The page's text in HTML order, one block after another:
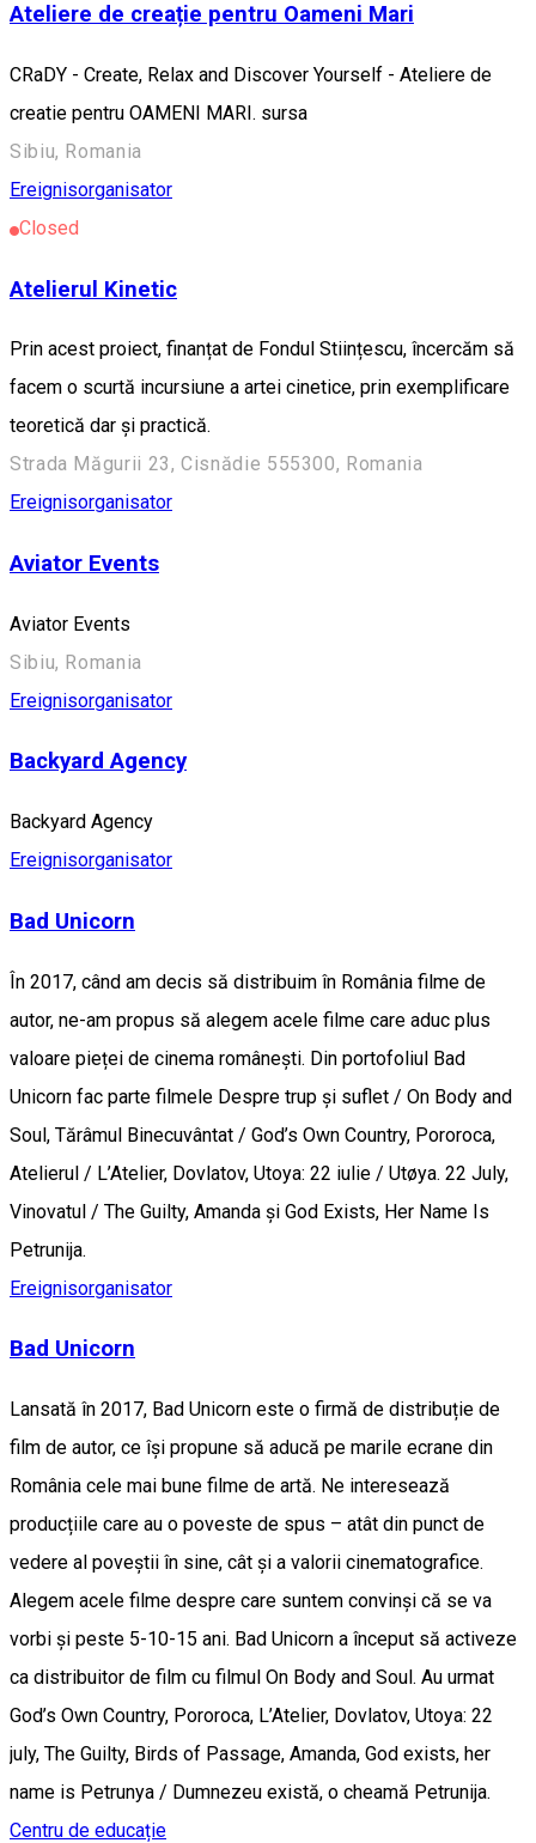
Ateliere de creație pentru Oameni Mari
CRaDY - Create, Relax and Discover Yourself - Ateliere de
creatie pentru OAMENI MARI. sursa
Sibiu, Romania
Ereignisorganisator
Closed
Atelierul Kinetic
Prin acest proiect, finanțat de Fondul Stiințescu, încercăm să
facem o scurtă incursiune a artei cinetice, prin exemplificare
teoretică dar și practică.
Strada Măgurii 23, Cisnădie 555300, Romania
Ereignisorganisator
Aviator Events
Aviator Events
Sibiu, Romania
Ereignisorganisator
Backyard Agency
Backyard Agency
Ereignisorganisator
Bad Unicorn
În 2017, când am decis să distribuim în România filme de
autor, ne-am propus să alegem acele filme care aduc plus
valoare pieței de cinema românești. Din portofoliul Bad
Unicorn fac parte filmele Despre trup și suflet / On Body and
Soul, Tărâmul Binecuvântat / God’s Own Country, Pororoca,
Atelierul / L’Atelier, Dovlatov, Utoya: 22 iulie / Utøya. 22 July,
Vinovatul / The Guilty, Amanda și God Exists, Her Name Is
Petrunija.
Ereignisorganisator
Bad Unicorn
Lansată în 2017, Bad Unicorn este o firmă de distribuție de
film de autor, ce își propune să aducă pe marile ecrane din
România cele mai bune filme de artă. Ne interesează
producțiile care au o poveste de spus – atât din punct de
vedere al poveștii în sine, cât și a valorii cinematografice.
Alegem acele filme despre care suntem convinși că se va
vorbi și peste 5-10-15 ani. Bad Unicorn a început să activeze
ca distribuitor de film cu filmul On Body and Soul. Au urmat
God’s Own Country, Pororoca, L’Atelier, Dovlatov, Utoya: 22
july, The Guilty, Birds of Passage, Amanda, God exists, her
name is Petrunya / Dumnezeu există, o cheamă Petrunija.
Centru de educație